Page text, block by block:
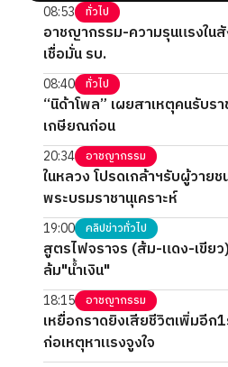
08:53 ทั่วไป
อาชญากรรม-ความรุนแรงใน
เชื่อมั่น รบ.
08:40 ทั่วไป
“นิด้าโพล” เผยสาเหตุคนรับร
เกษียณก่อน
20:34 อาชญากรรม
ในหลวง โปรดเกล้าฯรับผู้วาย
พระบรมราชานุเคราะห์
19:00 คลิปข่าวทั่วไป
สูตรไฟจราจร (ส้ม-แดง-เขียว
ล้ม"น้ำเงิน"
18:15 อาชญากรรม
เหยื่อกราดยิงเสียชีวิตเพิ่มอี
ก่อเหตุหาแรงจูงใจ